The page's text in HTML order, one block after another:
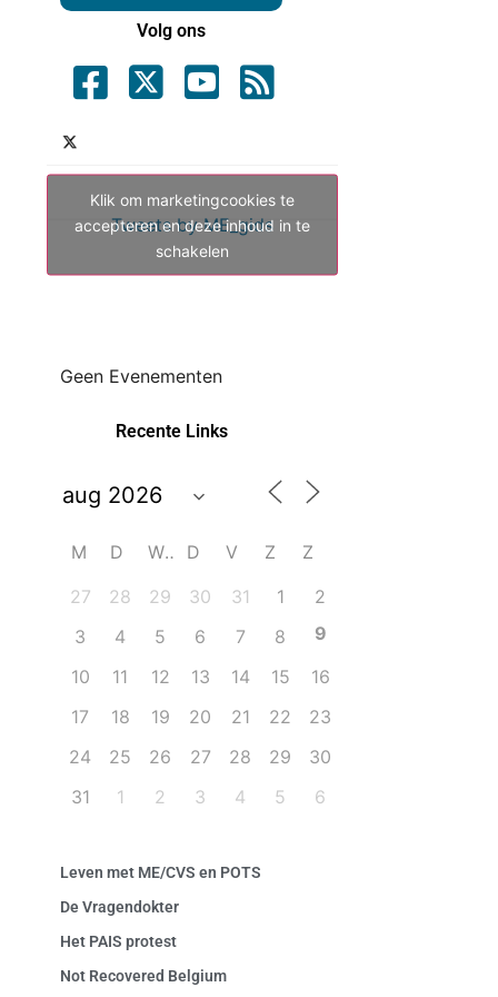
Volg ons
Tweets by ME_gids
Klik om marketingcookies te
accepteren en deze inhoud in te
schakelen
Geen Evenementen
Recente Links
M D W D V Z
Z
27
28 29 30 31 1
2
3
4 5 6 7 8
9
10
11 12 13 14 15
16
17
18 19 20 21 22
23
24
25 26 27 28 29
30
31
1 2 3 4 5 6
Leven met ME/CVS en POTS
De Vragendokter
Het PAIS protest
Not Recovered Belgium